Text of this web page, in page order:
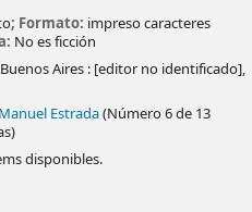
; Formato: impreso caracteres
No es ficción
Buenos Aires : [editor no identificado],
Estrada(Número 6 de 13
disponibles.